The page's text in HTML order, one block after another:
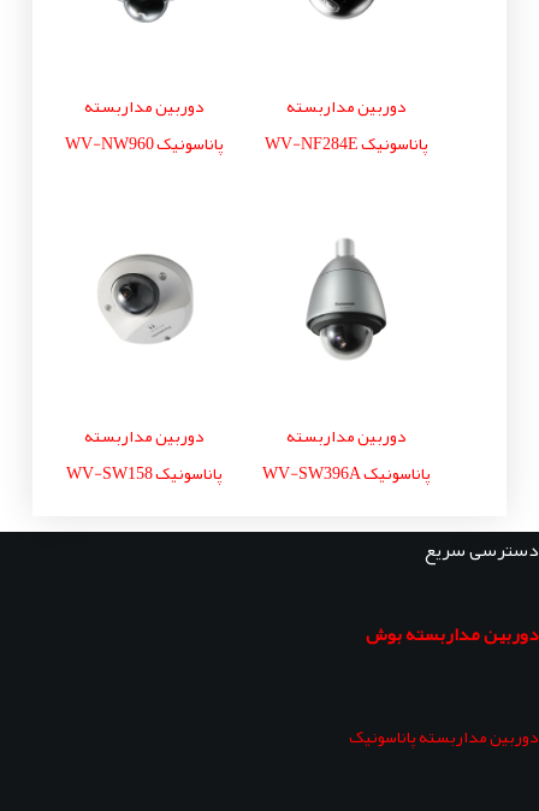
دوربین مداربسته
پاناسونیک WV-NF284E
دوربین مداربسته
پاناسونیک WV-NW960
دوربین مداربسته
پاناسونیک WV-SW396A
دوربین مداربسته
پاناسونیک WV-SW158
دسترسی سریع
دوربین مداربسته بوش
دوربین مداربسته پاناسونیک